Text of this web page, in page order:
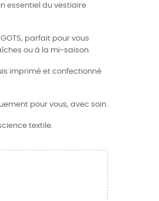
essentiel du vestiaire
parfait pour vous
ou à la mi-saison.
imprimé et confectionné
pour vous, avec soin.
textile.